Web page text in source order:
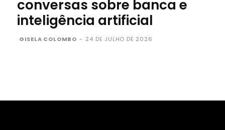
conversas sobre banca e
inteligência artificial
GISELA COLOMBO - 24 DE JULHO DE 2026